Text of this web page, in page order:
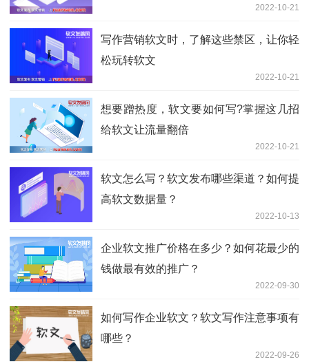
2022-10-21
写作营销软文时，了解这些禁区，让你轻
松玩转软文
2022-10-21
想要蹭热度，软文要如何写?掌握这几招
给软文让流量翻倍
2022-10-21
软文怎么写？软文发布哪些渠道？如何提
高软文数据量？
2022-10-13
企业软文推广价格在多少？如何花最少的
钱做最有效的推广？
2022-09-30
如何写作企业软文？软文写作注意事项有
哪些？
2022-09-26